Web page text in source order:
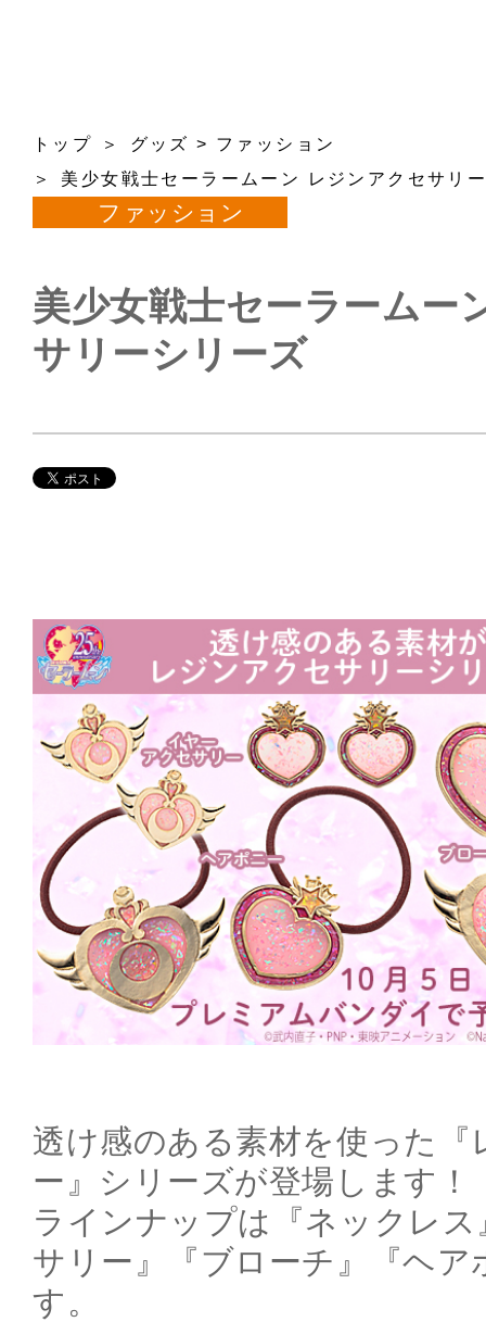
トップ グッズ > ファッション
美少女戦士セーラームーン レジンアクセサリ
ファッション
美少女戦士セーラームー
サリーシリーズ
透け感のある素材を使った
ー』シリーズが登場します！
ラインナップは『ネックレ
サリー』『ブローチ』『ヘア
す。